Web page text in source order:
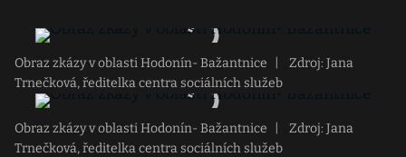
Obraz zkázy v oblasti Hodonín- Bažantnice
Zdroj: Jana
Trnečková, ředitelka centra sociálních služeb
Obraz zkázy v oblasti Hodonín- Bažantnice
Zdroj: Jana
Trnečková, ředitelka centra sociálních služeb